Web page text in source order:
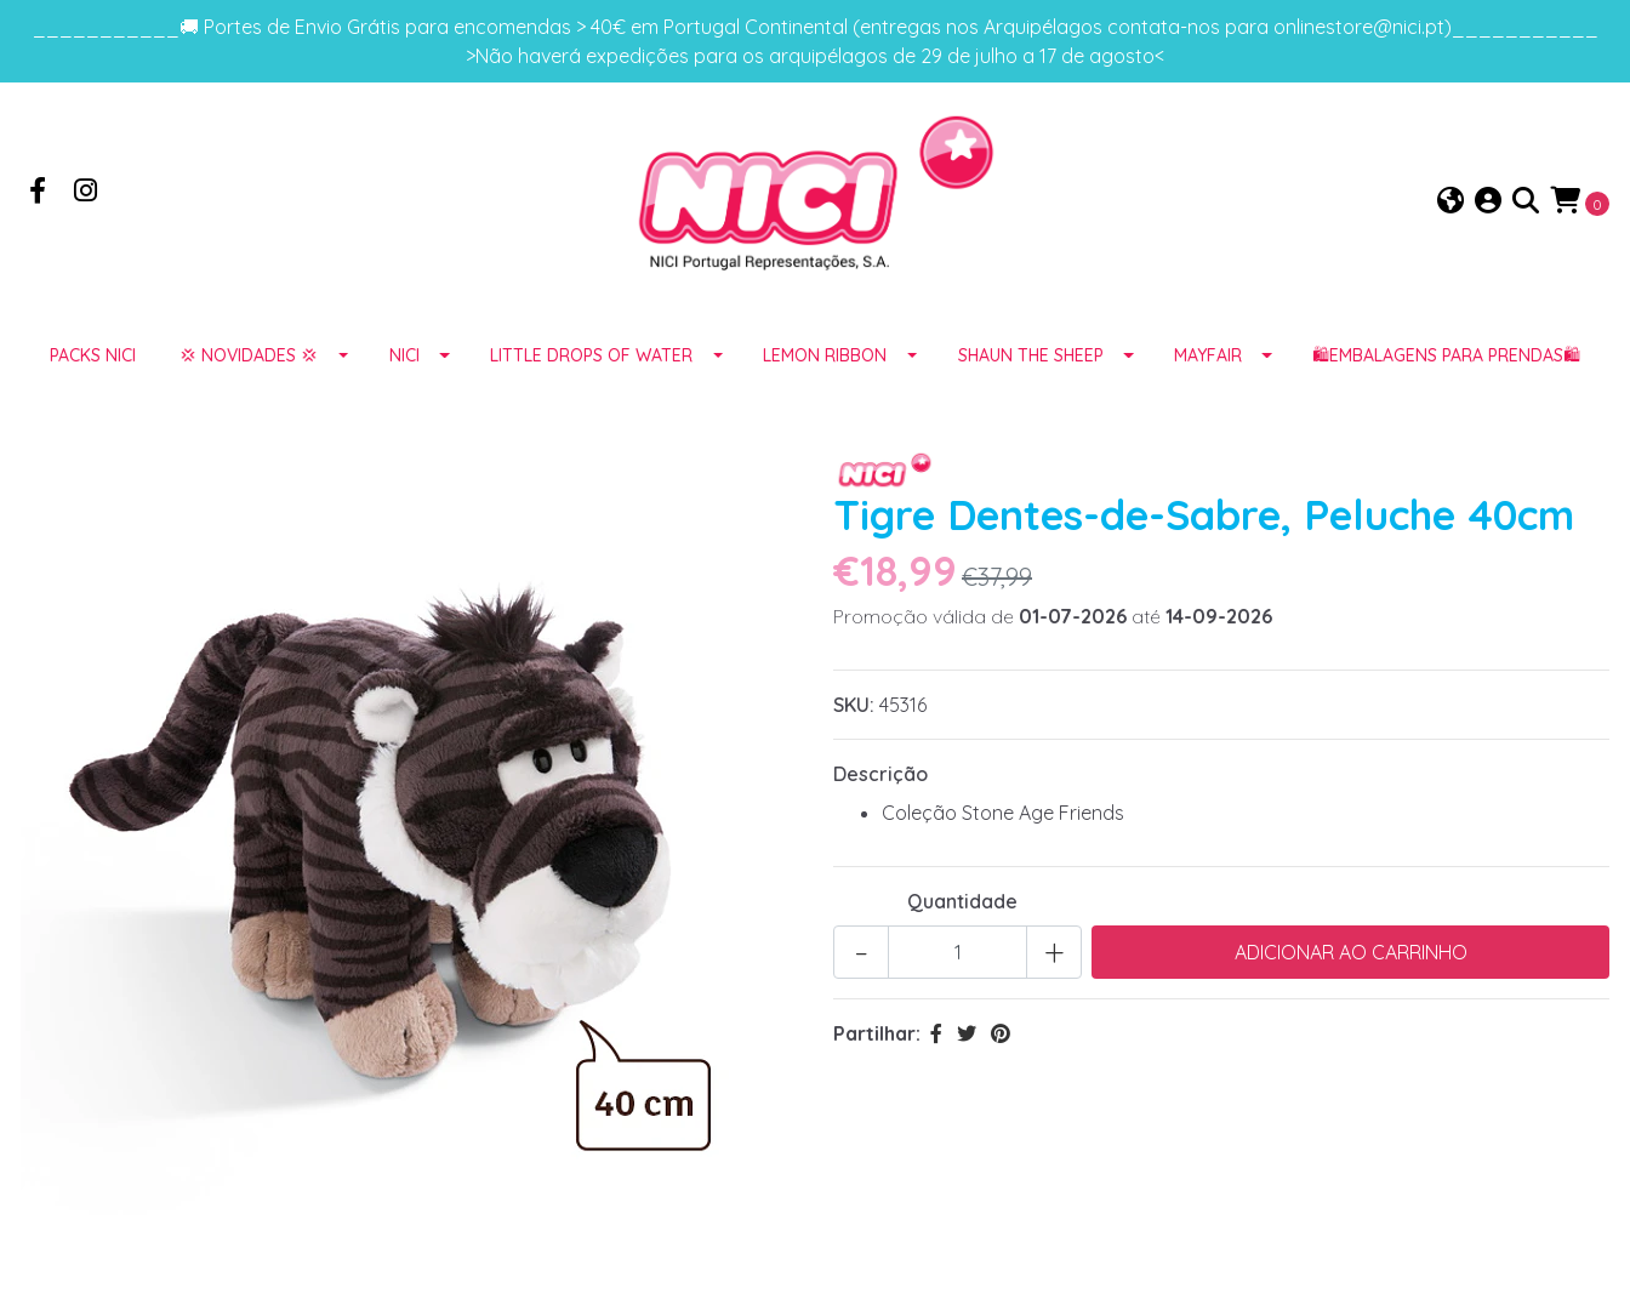
___________🚚 Portes de Envio Grátis para encomendas > 40€ em Portugal Continental (entregas nos Arquipélagos contata-nos para onlinestore@nici.pt)___________
>Não haverá expedições para os arquipélagos de 29 de julho a 17 de agosto<
0
PACKS NICI 💢 NOVIDADES 💢 NICI LITTLE DROPS OF WATER LEMON RIBBON SHAUN THE SHEEP MAYFAIR 🛍️EMBALAGENS PARA PRENDAS🛍️
Tigre Dentes-de-Sabre, Peluche 40cm
€18,99 €37,99
Promoção válida de 01-07-2026 até 14-09-2026
SKU: 45316
Descrição
Coleção Stone Age Friends
Quantidade
+
-
Partilhar: